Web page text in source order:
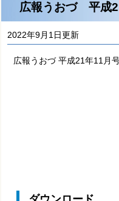
広報うおづ 平成
2022年9月1日更新
広報うおづ 平成21年11月